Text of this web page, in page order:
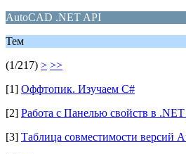
AutoCAD .NET API
Тем
(1/217) > >>
[1] Оффтопик. Изучаем C#
[2] Работа с Панелью свойств в
[3] Таблица совместимости версий